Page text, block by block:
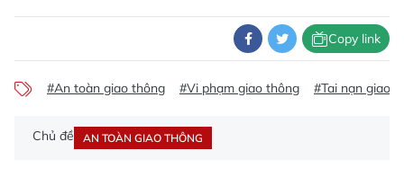
Copy link
#An toàn giao thông #Vi phạm giao thông #Tai nạn giao
Chủ đề AN TOÀN GIAO THÔNG